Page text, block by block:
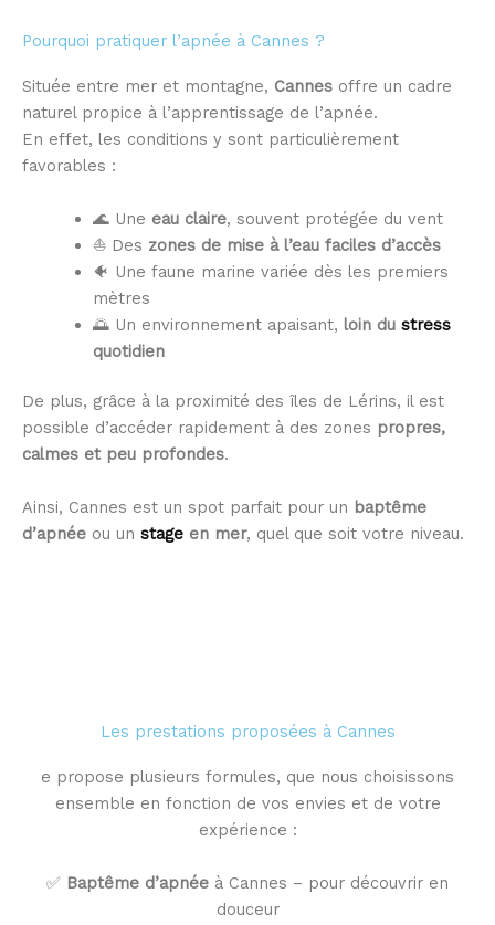
Pourquoi pratiquer l’apnée à Cannes ?
Située entre mer et montagne, Cannes offre un cadre
naturel propice à l’apprentissage de l’apnée.
En effet, les conditions y sont particulièrement
favorables :
🌊 Une eau claire, souvent protégée du vent
⛵ Des zones de mise à l’eau faciles d’accès
🐠 Une faune marine variée dès les premiers
mètres
🌅 Un environnement apaisant, loin du stress
quotidien
De plus, grâce à la proximité des îles de Lérins, il est
possible d’accéder rapidement à des zones propres,
calmes et peu profondes.
Ainsi, Cannes est un spot parfait pour un baptême
d’apnée ou un stage en mer, quel que soit votre niveau.
Les prestations proposées à Cannes
e propose plusieurs formules, que nous choisissons
ensemble en fonction de vos envies et de votre
expérience :
✅ Baptême d’apnée à Cannes – pour découvrir en
douceur